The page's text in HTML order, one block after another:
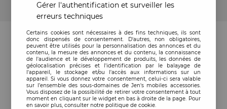
Gérer l'authentification et surveiller les
erreurs techniques
Certains cookies sont nécessaires à des fins techniques, ils sont
donc dispensés de consentement. D'autres, non obligatoires,
peuvent être utilisés pour la personnalisation des annonces et du
contenu, la mesure des annonces et du contenu, la connaissance
de l'audience et le développement de produits, les données de
géolocalisation précises et l'identification par le balayage de
l'appareil, le stockage et/ou l'accès aux informations sur un
appareil. Si vous donnez votre consentement, celui-ci sera valable
sur l’ensemble des sous-domaines de Jen's mobiles accessories.
Vous disposez de la possibilité de retirer votre consentement à tout
moment en cliquant sur le widget en bas à droite de la page. Pour
en savoir plus, consulter notre politique de cookie.